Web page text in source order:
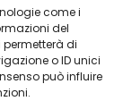
come i
del
di
o ID unici
può influire